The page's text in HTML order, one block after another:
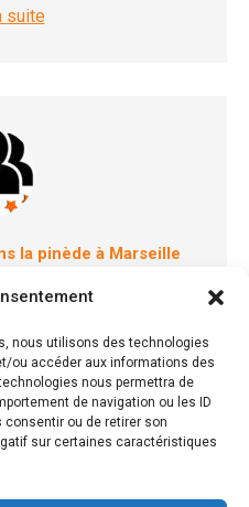
nous utilisons des technologies
ou accéder aux informations des
nous permettra de
de navigation ou les ID
consentir ou de retirer son
sur certaines caractéristiques
suite
la pinède à Marseille
du projet conçu par
qui nous ont
de ce magnifique projet
avec le printemps.
suite
en Provence